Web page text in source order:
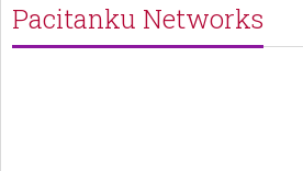
Pacitanku Networks